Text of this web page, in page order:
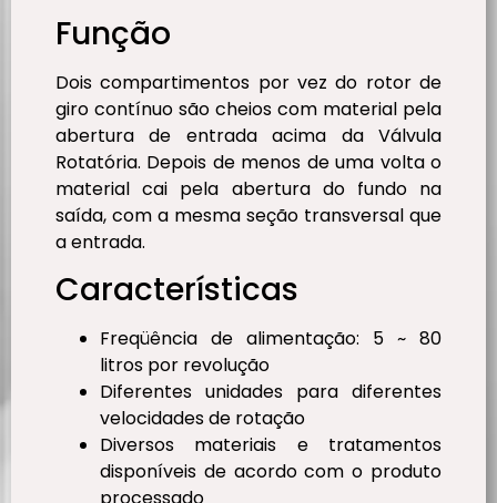
Função
Dois compartimentos por vez do rotor de
giro contínuo são cheios com material pela
abertura de entrada acima da Válvula
Rotatória. Depois de menos de uma volta o
material cai pela abertura do fundo na
saída, com a mesma seção transversal que
a entrada.
Características
Freqüência de alimentação: 5 ~ 80
litros por revolução
Diferentes unidades para diferentes
velocidades de rotação
Diversos materiais e tratamentos
disponíveis de acordo com o produto